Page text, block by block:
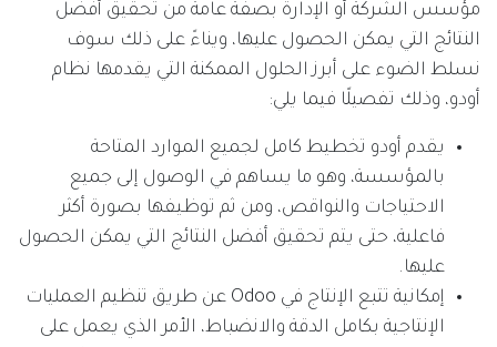
مؤسس الشركة أو الإدارة بصفة عامة من تحقيق أفضل
النتائج التي يمكن الحصول عليها، ويناءً على ذلك سوف
نسلط الضوء على أبرز الحلول الممكنة التي يقدمها نظام
أودو، وذلك تفصيلًا فيما يلي:
يقدم أودو تخطيط كامل لجميع الموارد المتاحة
بالمؤسسة، وهو ما يساهم في الوصول إلى جميع
الاحتياجات والنواقص، ومن ثم توظيفها بصورة أكثر
فاعلية، حتى يتم تحقيق أفضل النتائج التي يمكن الحصول
عليها.
إمكانية تتبع الإنتاج في Odoo عن طريق تنظيم العمليات
الإنتاجية بكامل الدقة والانضباط، الأمر الذي يعمل على